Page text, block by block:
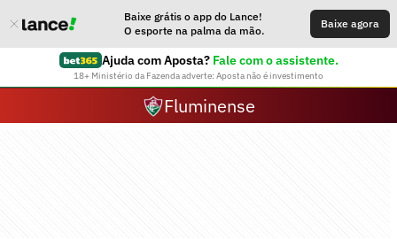
Baixe grátis o app do Lance!
O esporte na palma da mão.
Baixe agora
Ajuda com Aposta? Fale com o assistente.
18+ Ministério da Fazenda adverte: Aposta não é investimento
Fluminense